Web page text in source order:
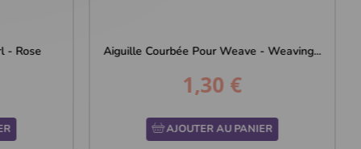
- Rose Aiguille Courbée Pour Weave - Weaving...
Prix
1,30 €
AJOUTER AU PANIER